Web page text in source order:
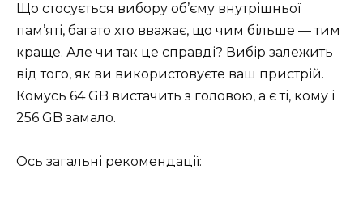
Що стосується вибору об’єму внутрішньої
пам’яті, багато хто вважає, що чим більше — тим
краще. Але чи так це справді? Вибір залежить
від того, як ви використовуєте ваш пристрій.
Комусь 64 GB вистачить з головою, а є ті, кому і
256 GB замало.
Ось загальні рекомендації: